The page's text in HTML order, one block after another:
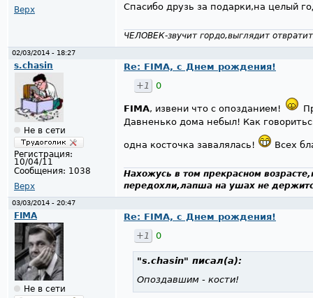
Верх
Спасибо друзь за подарки,на целый
ЧЕЛОВЕК-звучит гордо,выглядит
02/03/2014 - 18:27
s.chasin
Не в сети
Регистрация:
10/04/11
Сообщения: 1038
Верх
Re: FIMA, с Днем рождения!
+1
0
FIMA, извени что с опозданием!
Давненько дома небыл! Как
одна косточка завалялась! Всех
Нахожусь в том прекрасном
передохли,лапша на ушах не
03/03/2014 - 20:47
FIMA
Не в сети
Re: FIMA, с Днем рождения!
+1
0
"s.chasin" писал(а):
Опоздавшим - кости!